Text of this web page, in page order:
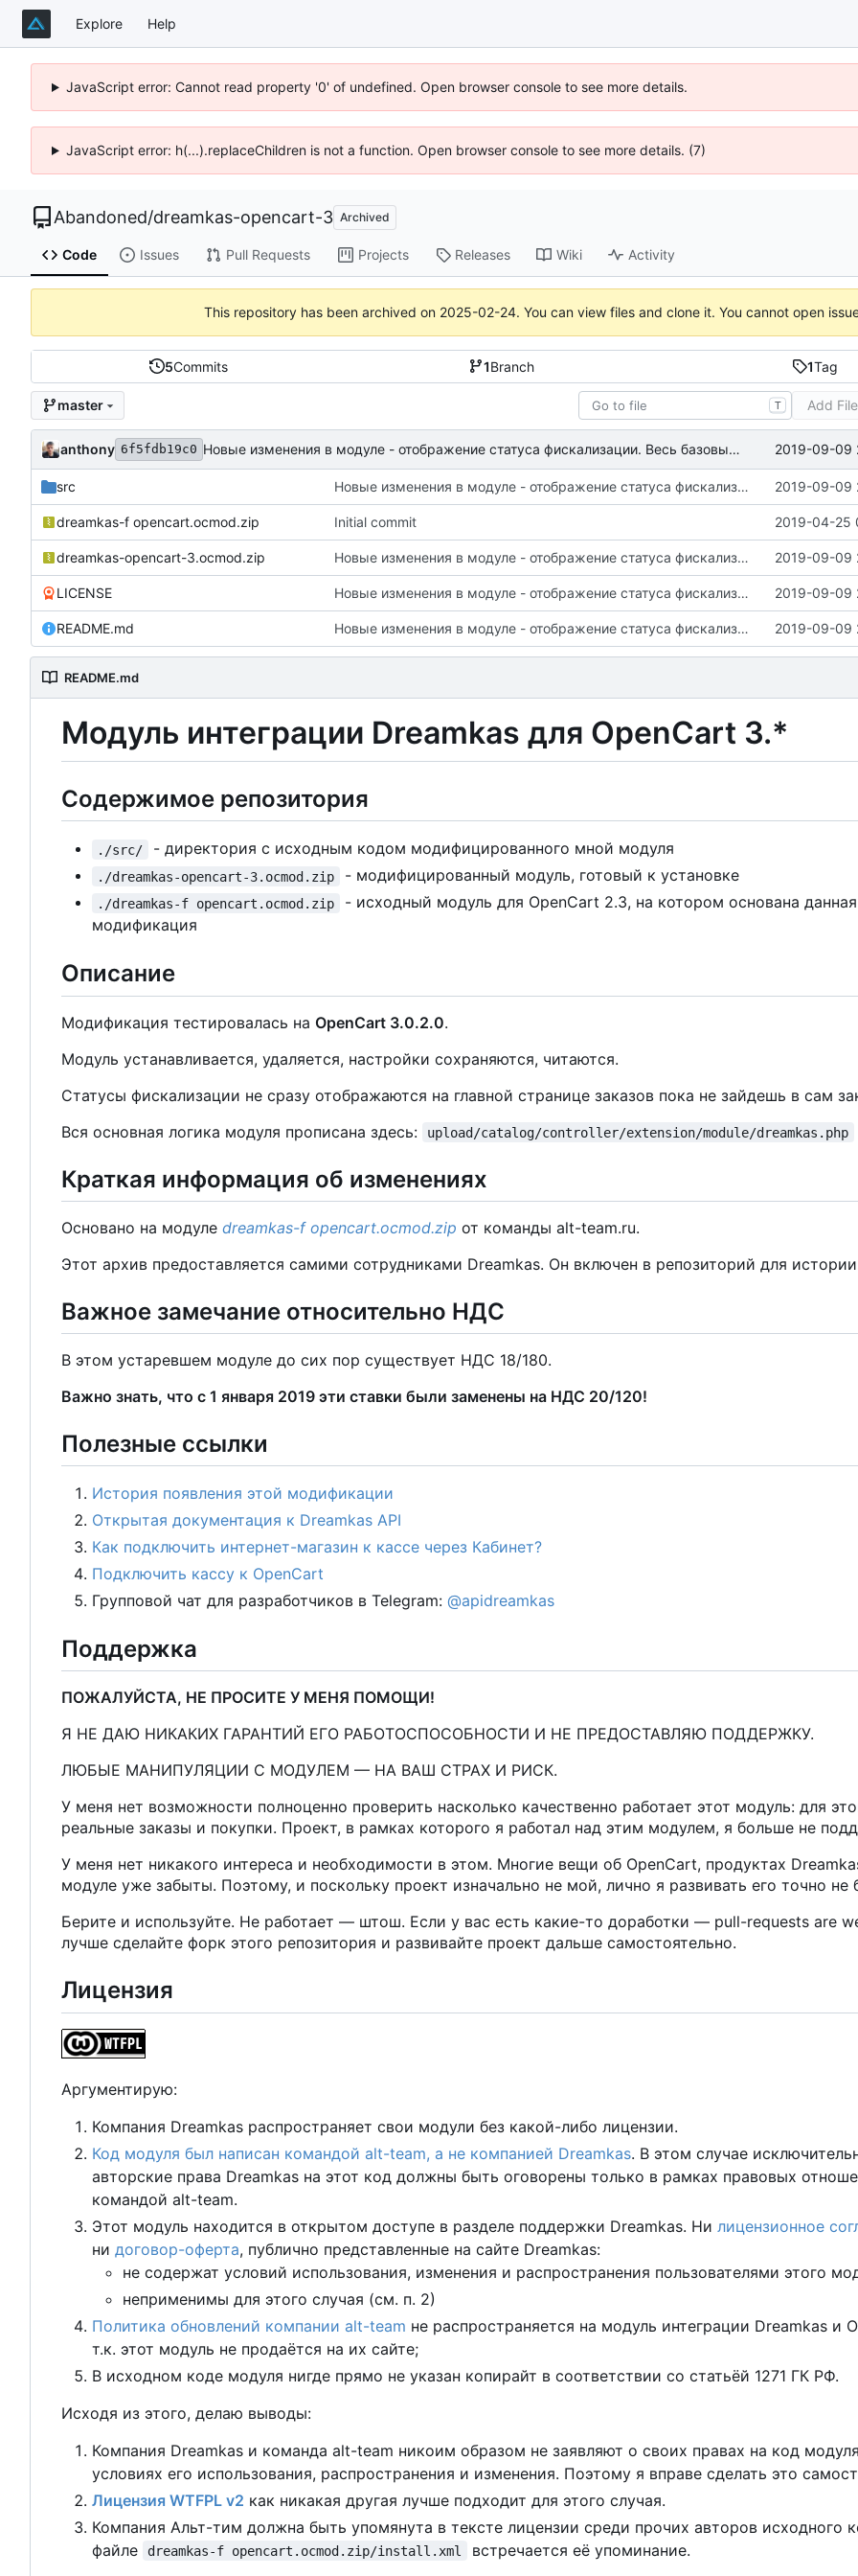
Explore Help
JavaScript error: Cannot read property '0' of undefined. Open browser console to see more details.
JavaScript error: h(...).replaceChildren is not a function. Open browser console to see more details. (7)
Abandoned/dreamkas-opencart-3 Archived
Code Issues Pull Requests Projects Releases Wiki Activity
This repository has been archived on 2025-02-24. You can view files and clone it. You cannot open
5Commits 1Branch 1Tag
master T Add File
anthony 6f5fdb19c0 Новые изменения в модуле - отображение статуса фискализации. Весь базовый функционал должен работать. Важные изменения в README + LICENSE 2019-09-09
src Новые изменения в модуле - отображение статуса фискализации. Весь базовый функционал должен работать. Важные изменения в README + LICENSE 2019-09-09
dreamkas-f opencart.ocmod.zip Initial commit 2019-04-25
dreamkas-opencart-3.ocmod.zip Новые изменения в модуле - отображение статуса фискализации. Весь базовый функционал должен работать. Важные изменения в README + LICENSE 2019-09-09
LICENSE Новые изменения в модуле - отображение статуса фискализации. Весь базовый функционал должен работать. Важные изменения в README + LICENSE 2019-09-09
README.md Новые изменения в модуле - отображение статуса фискализации. Весь базовый функционал должен работать. Важные изменения в README + LICENSE 2019-09-09
README.md
Модуль интеграции Dreamkas для OpenCart 3.*
Содержимое репозитория
./src/ - директория с исходным кодом модифицированного мной модуля
./dreamkas-opencart-3.ocmod.zip - модифицированный модуль, готовый к установке
./dreamkas-f opencart.ocmod.zip
- исходный модуль для OpenCart 2.3, на котором основана данная
модификация
Описание
Модификация тестировалась на OpenCart 3.0.2.0.
Модуль устанавливается, удаляется, настройки сохраняются, читаются.
Статусы фискализации не сразу отображаются на главной странице заказов пока не зайдешь в сам
Вся основная логика модуля прописана здесь:
upload/catalog/controller/extension/module/dreamkas.php
Краткая информация об изменениях
Основано на модуле dreamkas-f opencart.ocmod.zip от команды alt-team.ru.
Этот архив предоставляется самими сотрудниками Dreamkas. Он включен в репозиторий для
Важное замечание относительно НДС
В этом устаревшем модуле до сих пор существует НДС 18/180.
Важно знать, что с 1 января 2019 эти ставки были заменены на НДС 20/120!
Полезные ссылки
История появления этой модификации
Открытая документация к Dreamkas API
Как подключить интернет-магазин к кассе через Кабинет?
Подключить кассу к OpenCart
Групповой чат для разработчиков в Telegram: @apidreamkas
Поддержка
ПОЖАЛУЙСТА, НЕ ПРОСИТЕ У МЕНЯ ПОМОЩИ!
Я НЕ ДАЮ НИКАКИХ ГАРАНТИЙ ЕГО РАБОТОСПОСОБНОСТИ И НЕ ПРЕДОСТАВЛЯЮ ПОДДЕРЖКУ.
ЛЮБЫЕ МАНИПУЛЯЦИИ С МОДУЛЕМ — НА ВАШ СТРАХ И РИСК.
У меня нет возможности полноценно проверить насколько качественно работает этот модуль: для
реальные заказы и покупки. Проект, в рамках которого я работал над этим модулем, я больше не
У меня нет никакого интереса и необходимости в этом. Многие вещи об OpenCart, продуктах
модуле уже забыты. Поэтому, и поскольку проект изначально не мой, лично я развивать его точно не
Берите и используйте. Не работает — штош. Если у вас есть какие-то доработки — pull-requests are
лучше сделайте форк этого репозитория и развивайте проект дальше самостоятельно.
Лицензия
Аргументирую:
Компания Dreamkas распространяет свои модули без какой-либо лицензии.
Код модуля был написан командой alt-team, а не компанией Dreamkas. В этом случае
авторские права Dreamkas на этот код должны быть оговорены только в рамках правовых
командой alt-team.
Этот модуль находится в открытом доступе в разделе поддержки Dreamkas. Ни лицензионное
ни договор-оферта, публично представленные на сайте Dreamkas:
не содержат условий использования, изменения и распространения пользователями этого
неприменимы для этого случая (см. п. 2)
Политика обновлений компании alt-team не распространяется на модуль интеграции Dreamkas и
т.к. этот модуль не продаётся на их сайте;
В исходном коде модуля нигде прямо не указан копирайт в соответствии со статьёй 1271 ГК РФ.
Исходя из этого, делаю выводы:
Компания Dreamkas и команда alt-team никоим образом не заявляют о своих правах на код
условиях его использования, распространения и изменения. Поэтому я вправе сделать это
Лицензия WTFPL v2 как никакая другая лучше подходит для этого случая.
Компания Альт-тим должна быть упомянута в тексте лицензии среди прочих авторов исходного
файле
dreamkas-f opencart.ocmod.zip/install.xml встречается её упоминание.